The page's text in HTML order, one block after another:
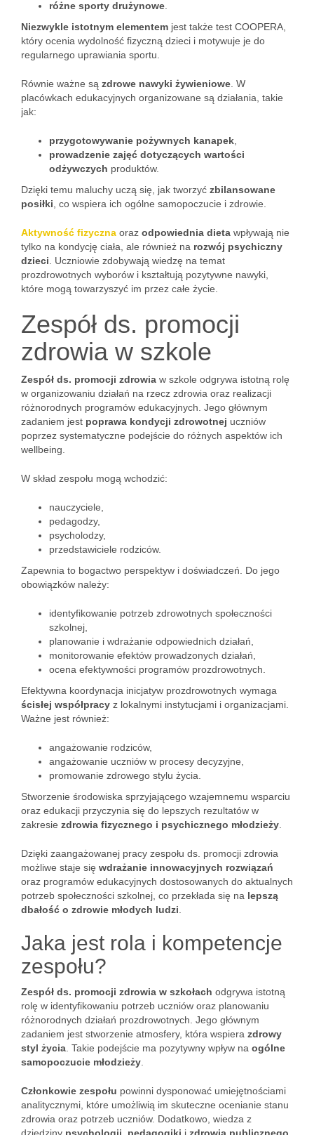
różne sporty drużynowe
Niezwykle istotnym elementem jest także test COOPERA,
który ocenia wydolność fizyczną dzieci i motywuje je do
regularnego uprawiania sportu.
Równie ważne są zdrowe nawyki żywieniowe . W
placówkach edukacyjnych organizowane są działania, takie
jak:
przygotowywanie pożywnych kanapek
prowadzenie zajęć dotyczących wartości
odżywczych produktów.
Dzięki temu maluchy uczą się, jak tworzyć zbilansowane
posiłki , co wspiera ich ogólne samopoczucie i zdrowie.
Aktywność fizyczna oraz odpowiednia dieta wpływają nie
tylko na kondycję ciała, ale również na rozwój psychiczny
dzieci . Uczniowie zdobywają wiedzę na temat
prozdrowotnych wyborów i kształtują pozytywne nawyki,
które mogą towarzyszyć im przez całe życie.
Zespół ds. promocji
zdrowia w szkole
Zespół ds. promocji zdrowia w szkole odgrywa istotną rolę
w organizowaniu działań na rzecz zdrowia oraz realizacji
różnorodnych programów edukacyjnych. Jego głównym
zadaniem jest poprawa kondycji zdrowotnej uczniów
poprzez systematyczne podejście do różnych aspektów ich
wellbeing.
W skład zespołu mogą wchodzić:
nauczyciele,
pedagodzy,
psycholodzy,
przedstawiciele rodziców.
Zapewnia to bogactwo perspektyw i doświadczeń. Do jego
obowiązków należy:
identyfikowanie potrzeb zdrowotnych społeczności
szkolnej,
planowanie i wdrażanie odpowiednich działań,
monitorowanie efektów prowadzonych działań,
ocena efektywności programów prozdrowotnych.
Efektywna koordynacja inicjatyw prozdrowotnych wymaga
ścisłej współpracy z lokalnymi instytucjami i organizacjami.
Ważne jest również:
angażowanie rodziców,
angażowanie uczniów w procesy decyzyjne,
promowanie zdrowego stylu życia.
Stworzenie środowiska sprzyjającego wzajemnemu wsparciu
oraz edukacji przyczynia się do lepszych rezultatów w
zakresie zdrowia fizycznego i psychicznego młodzieży
Dzięki zaangażowanej pracy zespołu ds. promocji zdrowia
możliwe staje się wdrażanie innowacyjnych rozwiązań
oraz programów edukacyjnych dostosowanych do aktualnych
potrzeb społeczności szkolnej, co przekłada się na lepszą
dbałość o zdrowie młodych ludzi
Jaka jest rola i kompetencje
zespołu?
Zespół ds. promocji zdrowia w szkołach odgrywa istotną
rolę w identyfikowaniu potrzeb uczniów oraz planowaniu
różnorodnych działań prozdrowotnych. Jego głównym
zadaniem jest stworzenie atmosfery, która wspiera zdrowy
styl życia . Takie podejście ma pozytywny wpływ na ogólne
samopoczucie młodzieży
Członkowie zespołu powinni dysponować umiejętnościami
analitycznymi, które umożliwią im skuteczne ocenianie stanu
zdrowia oraz potrzeb uczniów. Dodatkowo, wiedza z